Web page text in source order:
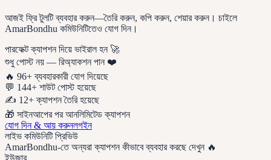
আজই ফ্রি টুলটি ব্যবহার করুন—তৈরি করুন, কপি করুন, শেয়ার করুন। চাইলে
AmarBondhu কমিউনিটিতেও যোগ দিন।
পারফেক্ট ক্যাপশন দিয়ে ভাইরাল হন 🚀
শুধু পোস্ট নয় — রিঅ্যাকশন পান ❤️
🔥 96+ ব্যবহারকারী যোগ দিয়েছে
💬 144+ শাউট পোস্ট হয়েছে
✍️ 12+ ক্যাপশন তৈরি হয়েছে
🎁 সাইনআপের পর আনলিমিটেড ক্যাপশন
যোগ দিন & আয় করুনলগইন
লাইভ কমিউনিটি প্রিভিউ
AmarBondhu-তে অন্যরা ক্যাপশন কীভাবে ব্যবহার করছে দেখুন 🔥